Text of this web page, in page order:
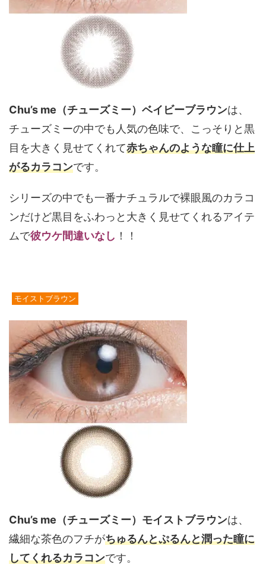
Chu’s me（チューズミー）ベイビーブラウンは、
チューズミーの中でも人気の色味で、こっそりと黒
目を大きく見せてくれて赤ちゃんのような瞳に仕上
がるカラコンです。
シリーズの中でも一番ナチュラルで裸眼風のカラコ
ンだけど黒目をふわっと大きく見せてくれるアイテ
ムで彼ウケ間違いなし ！！
モイストブラウン
Chu’s me（チューズミー）モイストブラウンは、
繊細な茶色のフチがちゅるんとぷるんと潤った瞳に
してくれるカラコンです。